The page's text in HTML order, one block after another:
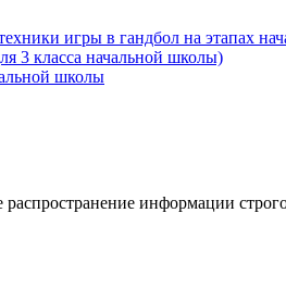
игры в гандбол на этапах
3 класса начальной школы)
школы
информации